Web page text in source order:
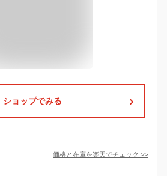
ショップでみる
価格と在庫を楽天でチェック >>